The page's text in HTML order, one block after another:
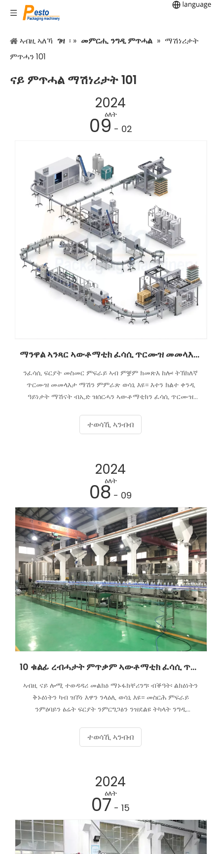
ኣብዚ ኣለኻ ገዛ ፡ » መምርሒ ንግዲ ምጥሓል » ማሽነሪታት
ምጥሓን 101
ናይ ምጥሓል ማሽነሪታት 101
2024
ዕለት
09 - 02
ማንዋል ኣንጻር ኣውቶማቲክ ፈሳሲ ጥርሙዝ መመላእታ ማሽናት፡ ኣየናይ እዩ ዝበለጸ ንዓኻ?
ንፈሳሲ ፍርያት መስመር ምፍራይ ኣብ ምቛም ክመጽእ ከሎ፡ ትኽክለኛ
ጥርሙዝ መመላእታ ማሽን ምምራጽ ወሳኒ እዩ። እተን ክልተ ቀንዲ
ዓይነታት ማሽናት ብኢድ ዝሰርሓን ኣውቶማቲክን ፈሳሲ ጥርሙዝ
ስለዘለዎም ንዝተፈላለዩ ዓይነት ዝምችኡ ይገብሮም
ተወሳኺ ኣንብብ
2024
ዕለት
08 - 09
10 ቁልፊ ረብሓታት ምጥቃም ኣውቶማቲክ ፈሳሲ ጥርሙዝ ምምላእ ማሽናት
ኣብዚ ናይ ሎሚ ተወዳዳሪ መልክዕ ማኑፋክቸሪንግ፡ ብቕዓት፡ ልክዕነትን
ቅኑዕነትን ካብ ዝኾነ እዋን ንላዕሊ ወሳኒ እዩ። መስርሕ ምፍራይ
ንምዕባይን ፅሬት ፍርያት ንምርግጋፅን ንዝደልዩ ትካላት ንግዲ
ፈሳሲ መመላእታ ማሽን ኣፍራዪ ትኹን ወይ ንመሸጣ ፈሳሲ መመላእታ
ማሽን ትደሊ፡ ረብሓታት ናይዘን ማሽናት ምርዳእ ኣብ ውሳነኻ ዓቢ
ተወሳኺ ኣንብብ
2024
ዕለት
07 - 15